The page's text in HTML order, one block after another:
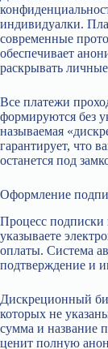
индивидуалки.
современные
обеспечивает
раскрывать
Все платежи
формируются без
называемая
гарантирует, что
останется под
Оформление
Процесс подписки
указываете
оплаты. Система
подтверждение и
Дискреционный
которых не
сумма и название
ценит полную